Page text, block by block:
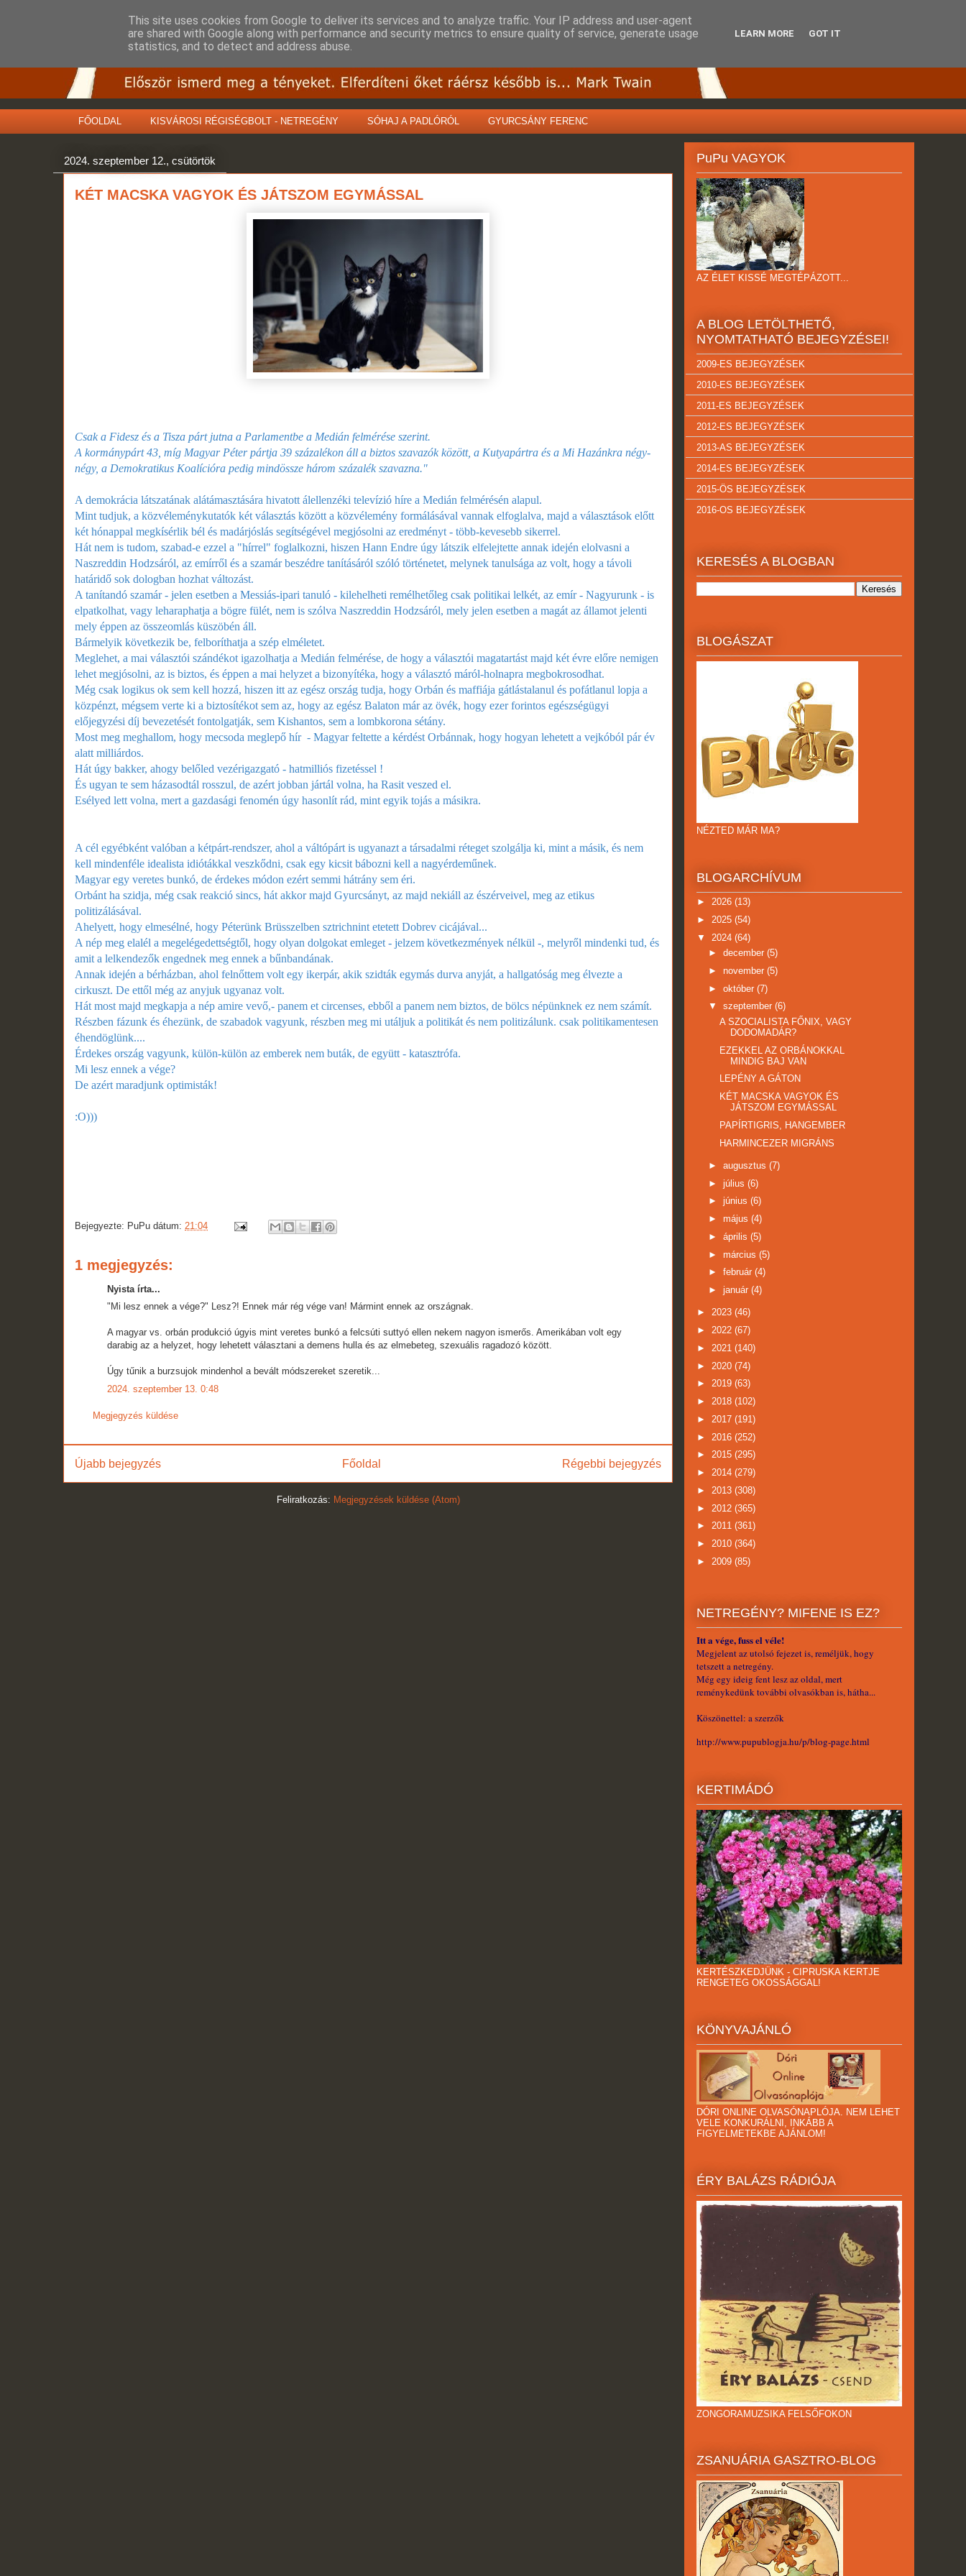
FŐOLDAL KISVÁROSI RÉGISÉGBOLT - NETREGÉNY SÓHAJ A PADLÓRÓL GYURCSÁNY FERENC
2024. szeptember 12., csütörtök
KÉT MACSKA VAGYOK ÉS JÁTSZOM EGYMÁSSAL
Csak a Fidesz és a Tisza párt jutna a Parlamentbe a Medián felmérése szerint.
A kormánypárt 43, míg Magyar Péter pártja 39 százalékon áll a biztos szavazók között, a Kutyapártra és a Mi Hazánkra négy-
négy, a Demokratikus Koalícióra pedig mindössze három százalék szavazna."
A demokrácia látszatának alátámasztására hivatott álellenzéki televízió híre a Medián felmérésén alapul.
Mint tudjuk, a közvéleménykutatók két választás között a közvélemény formálásával vannak elfoglalva, majd a választások előtt
két hónappal megkísérlik bél és madárjóslás segítségével megjósolni az eredményt - több-kevesebb sikerrel.
Hát nem is tudom, szabad-e ezzel a "hírrel" foglalkozni, hiszen Hann Endre úgy látszik elfelejtette annak idején elolvasni a
Naszreddin Hodzsáról, az emírről és a szamár beszédre tanításáról szóló történetet, melynek tanulsága az volt, hogy a távoli
határidő sok dologban hozhat változást.
A tanítandó szamár - jelen esetben a Messiás-ipari tanuló - kilehelheti remélhetőleg csak politikai lelkét, az emír - Nagyurunk - is
elpatkolhat, vagy leharaphatja a bögre fülét, nem is szólva Naszreddin Hodzsáról, mely jelen esetben a magát az államot jelenti
mely éppen az összeomlás küszöbén áll.
Bármelyik következik be, felboríthatja a szép elméletet.
Meglehet, a mai választói szándékot igazolhatja a Medián felmérése, de hogy a választói magatartást majd két évre előre nemigen
lehet megjósolni, az is biztos, és éppen a mai helyzet a bizonyítéka, hogy a választó máról-holnapra megbokrosodhat.
Még csak logikus ok sem kell hozzá, hiszen itt az egész ország tudja, hogy Orbán és maffiája gátlástalanul és pofátlanul lopja a
közpénzt, mégsem verte ki a biztosítékot sem az, hogy az egész Balaton már az övék, hogy ezer forintos egészségügyi
előjegyzési díj bevezetését fontolgatják, sem Kishantos, sem a lombkorona sétány.
Most meg meghallom, hogy mecsoda meglepő hír - Magyar feltette a kérdést Orbánnak, hogy hogyan lehetett a vejkóból pár év
alatt milliárdos.
Hát úgy bakker, ahogy belőled vezérigazgató - hatmilliós fizetéssel !
És ugyan te sem házasodtál rosszul, de azért jobban jártál volna, ha Rasit veszed el.
Esélyed lett volna, mert a gazdasági fenomén úgy hasonlít rád, mint egyik tojás a másikra.
A cél egyébként valóban a kétpárt-rendszer, ahol a váltópárt is ugyanazt a társadalmi réteget szolgálja ki, mint a másik, és nem
kell mindenféle idealista idiótákkal veszkődni, csak egy kicsit bábozni kell a nagyérdeműnek.
Magyar egy veretes bunkó, de érdekes módon ezért semmi hátrány sem éri.
Orbánt ha szidja, még csak reakció sincs, hát akkor majd Gyurcsányt, az majd nekiáll az észérveivel, meg az etikus
politizálásával.
Ahelyett, hogy elmesélné, hogy Péterünk Brüsszelben sztrichnint etetett Dobrev cicájával...
A nép meg elalél a megelégedettségtől, hogy olyan dolgokat emleget - jelzem következmények nélkül -, melyről mindenki tud, és
amit a lelkendezők engednek meg ennek a bűnbandának.
Annak idején a bérházban, ahol felnőttem volt egy ikerpár, akik szidták egymás durva anyját, a hallgatóság meg élvezte a
cirkuszt. De ettől még az anyjuk ugyanaz volt.
Hát most majd megkapja a nép amire vevő,- panem et circenses, ebből a panem nem biztos, de bölcs népünknek ez nem számít.
Részben fázunk és éhezünk, de szabadok vagyunk, részben meg mi utáljuk a politikát és nem politizálunk. csak politikamentesen
éhendöglünk....
Érdekes ország vagyunk, külön-külön az emberek nem buták, de együtt - katasztrófa.
Mi lesz ennek a vége?
De azért maradjunk optimisták!
:O)))
Bejegyezte: PuPu dátum: 21:04
1 megjegyzés:
Nyista írta...
"Mi lesz ennek a vége?" Lesz?! Ennek már rég vége van! Mármint ennek az országnak.
A magyar vs. orbán produkció úgyis mint veretes bunkó a felcsúti suttyó ellen nekem nagyon ismerős. Amerikában volt egy
darabig az a helyzet, hogy lehetett választani a demens hulla és az elmebeteg, szexuális ragadozó között.
Úgy tűnik a burzsujok mindenhol a bevált módszereket szeretik...
2024. szeptember 13. 0:48
Megjegyzés küldése
Újabb bejegyzés Régebbi bejegyzés
Főoldal
Feliratkozás: Megjegyzések küldése (Atom)
PuPu VAGYOK
AZ ÉLET KISSÉ MEGTÉPÁZOTT...
A BLOG LETÖLTHETŐ,
NYOMTATHATÓ BEJEGYZÉSEI!
2009-ES BEJEGYZÉSEK
2010-ES BEJEGYZÉSEK
2011-ES BEJEGYZÉSEK
2012-ES BEJEGYZÉSEK
2013-AS BEJEGYZÉSEK
2014-ES BEJEGYZÉSEK
2015-ÖS BEJEGYZÉSEK
2016-OS BEJEGYZÉSEK
KERESÉS A BLOGBAN
BLOGÁSZAT
NÉZTED MÁR MA?
BLOGARCHÍVUM
► 2026 (13)
► 2025 (54)
▼ 2024 (64)
► december (5)
► november (5)
► október (7)
▼ szeptember (6)
A SZOCIALISTA FŐNIX, VAGY
DODOMADÁR?
EZEKKEL AZ ORBÁNOKKAL
MINDIG BAJ VAN
LEPÉNY A GÁTON
KÉT MACSKA VAGYOK ÉS
JÁTSZOM EGYMÁSSAL
PAPÍRTIGRIS, HANGEMBER
HARMINCEZER MIGRÁNS
► augusztus (7)
► július (6)
► június (6)
► május (4)
► április (5)
► március (5)
► február (4)
► január (4)
► 2023 (46)
► 2022 (67)
► 2021 (140)
► 2020 (74)
► 2019 (63)
► 2018 (102)
► 2017 (191)
► 2016 (252)
► 2015 (295)
► 2014 (279)
► 2013 (308)
► 2012 (365)
► 2011 (361)
► 2010 (364)
► 2009 (85)
NETREGÉNY? MIFENE IS EZ?
Itt a vége, fuss el véle!
Megjelent az utolsó fejezet is, reméljük, hogy
tetszett a netregény.
Még egy ideig fent lesz az oldal, mert
reménykedünk további olvasókban is, hátha...
Köszönettel: a szerzők
http://www.pupublogja.hu/p/blog-page.html
KERTIMÁDÓ
KERTÉSZKEDJÜNK - CIPRUSKA KERTJE
RENGETEG OKOSSÁGGAL!
KÖNYVAJÁNLÓ
DÓRI ONLINE OLVASÓNAPLÓJA. NEM LEHET
VELE KONKURÁLNI, INKÁBB A
FIGYELMETEKBE AJÁNLOM!
ÉRY BALÁZS RÁDIÓJA
ZONGORAMUZSIKA FELSŐFOKON
ZSANUÁRIA GASZTRO-BLOG
This site uses cookies from Google to deliver its services and to analyze traffic. Your IP address and user-agent
are shared with Google along with performance and security metrics to ensure quality of service, generate usage
statistics, and to detect and address abuse.
LEARN MORE GOT IT